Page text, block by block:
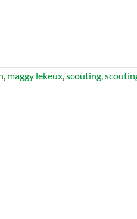
, maggy lekeux,scouting,